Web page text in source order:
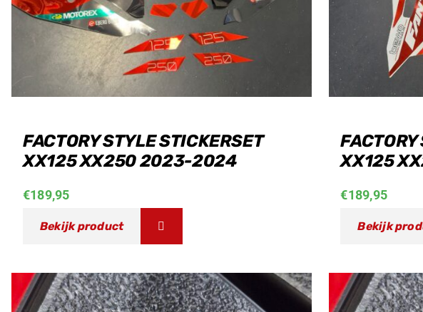
FACTORY STYLE STICKERSET
XX125 XX250 2023-2024
€189,95
Bekijk product
XX125
€189,95
Bekijk